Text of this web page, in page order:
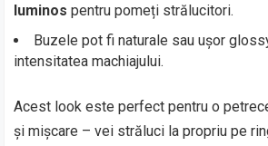
luminos pentru pomeți strălucitori.
Buzele pot fi naturale sau ușor
intensitatea machiajului.
Acest look este perfect pentru o
și mișcare – vei străluci la propriu pe